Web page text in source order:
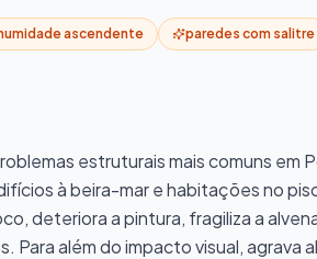
Sem Obras
Se a sua casa tem estes sinais, o
hoje é possível tratar sem demolir.
ascendente paredes com salitre
estruturais mais comuns em
à beira-mar e habitações no
deteriora a pintura, fragiliza a
Para além do impacto visual, agrava